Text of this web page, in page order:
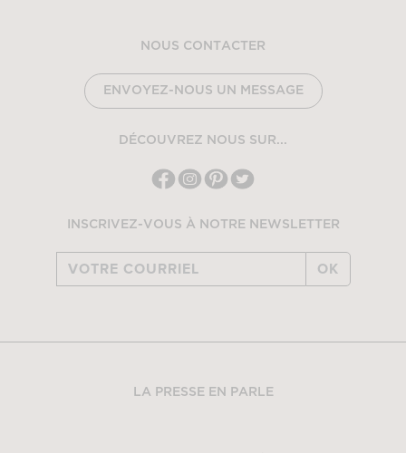
NOUS CONTACTER
ENVOYEZ-NOUS UN MESSAGE
DÉCOUVREZ NOUS SUR...
INSCRIVEZ-VOUS À NOTRE NEWSLETTER
OK
LA PRESSE EN PARLE